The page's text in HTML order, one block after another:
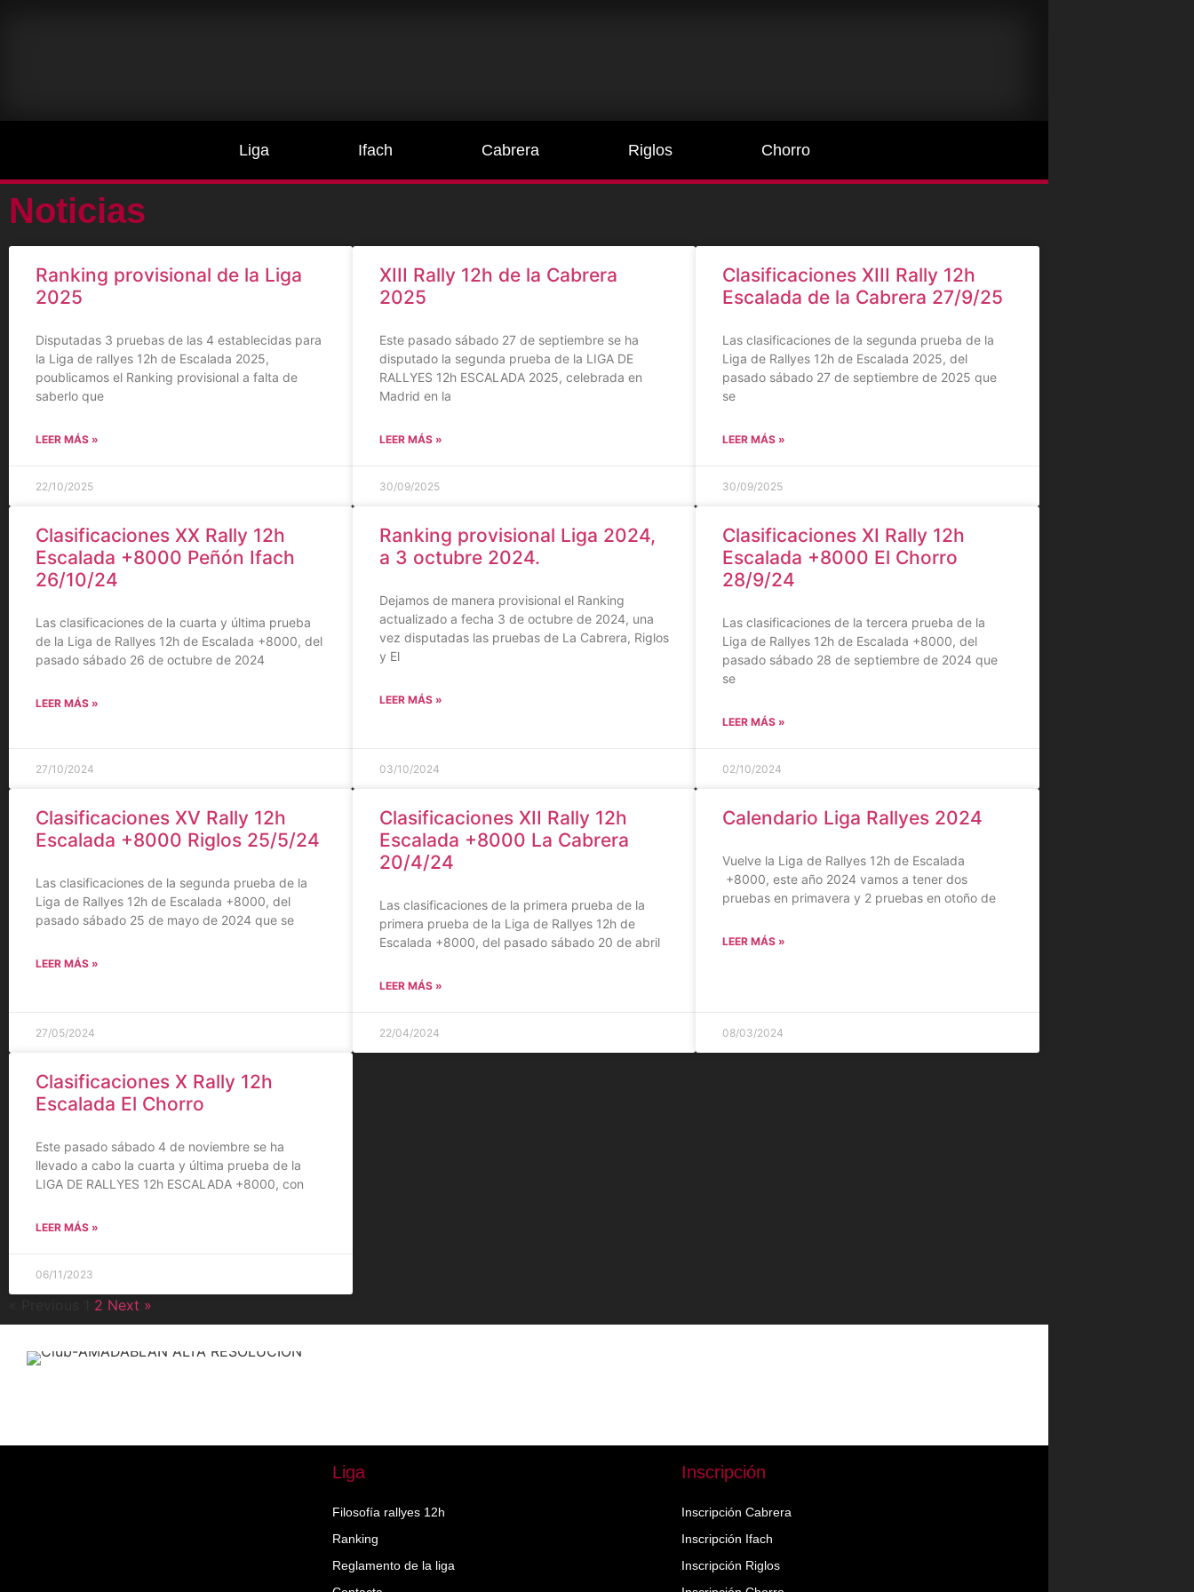
Liga Ifach Cabrera Riglos Chorro
Noticias
Ranking provisional de la Liga
2025
Disputadas 3 pruebas de las 4 establecidas para
la Liga de rallyes 12h de Escalada 2025,
poublicamos el Ranking provisional a falta de
saberlo que
LEER MÁS »
22/10/2025
XIII Rally 12h de la Cabrera
2025
Este pasado sábado 27 de septiembre se ha
disputado la segunda prueba de la LIGA DE
RALLYES 12h ESCALADA 2025, celebrada en
Madrid en la
LEER MÁS »
30/09/2025
Clasificaciones XIII Rally 12h
Escalada de la Cabrera 27/9/25
Las clasificaciones de la segunda prueba de la
Liga de Rallyes 12h de Escalada 2025, del
pasado sábado 27 de septiembre de 2025 que
se
LEER MÁS »
30/09/2025
Clasificaciones XX Rally 12h
Escalada +8000 Peñón Ifach
26/10/24
Las clasificaciones de la cuarta y última prueba
de la Liga de Rallyes 12h de Escalada +8000, del
pasado sábado 26 de octubre de 2024
LEER MÁS »
27/10/2024
Ranking provisional Liga 2024,
a 3 octubre 2024.
Dejamos de manera provisional el Ranking
actualizado a fecha 3 de octubre de 2024, una
vez disputadas las pruebas de La Cabrera, Riglos
y El
LEER MÁS »
03/10/2024
Clasificaciones XI Rally 12h
Escalada +8000 El Chorro
28/9/24
Las clasificaciones de la tercera prueba de la
Liga de Rallyes 12h de Escalada +8000, del
pasado sábado 28 de septiembre de 2024 que
se
LEER MÁS »
02/10/2024
Clasificaciones XV Rally 12h
Escalada +8000 Riglos 25/5/24
Las clasificaciones de la segunda prueba de la
Liga de Rallyes 12h de Escalada +8000, del
pasado sábado 25 de mayo de 2024 que se
LEER MÁS »
27/05/2024
Clasificaciones XII Rally 12h
Escalada +8000 La Cabrera
20/4/24
Las clasificaciones de la primera prueba de la
primera prueba de la Liga de Rallyes 12h de
Escalada +8000, del pasado sábado 20 de abril
LEER MÁS »
22/04/2024
Calendario Liga Rallyes 2024
Vuelve la Liga de Rallyes 12h de Escalada
+8000, este año 2024 vamos a tener dos
pruebas en primavera y 2 pruebas en otoño de
LEER MÁS »
08/03/2024
Clasificaciones X Rally 12h
Escalada El Chorro
Este pasado sábado 4 de noviembre se ha
llevado a cabo la cuarta y última prueba de la
LIGA DE RALLYES 12h ESCALADA +8000, con
LEER MÁS »
06/11/2023
2 Next »
Liga
Filosofía rallyes 12h
Ranking
Reglamento de la liga
Inscripción
Inscripción Cabrera
Inscripción Ifach
Inscripción Riglos